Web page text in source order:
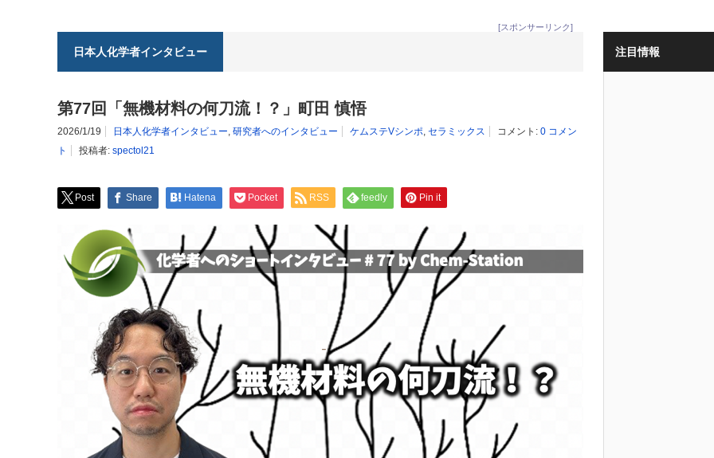
[スポンサーリンク]
日本人化学者インタビュー
第77回「無機材料の何刀流！？」町田 慎悟
2026/1/19 日本人化学者インタビュー, 研究者へのインタビュー ケムステVシンポ, セラミックス コメント: 0 コメン
ト
投稿者: spectol21
Post Share Hatena Pocket RSS feedly Pin it
注目情報